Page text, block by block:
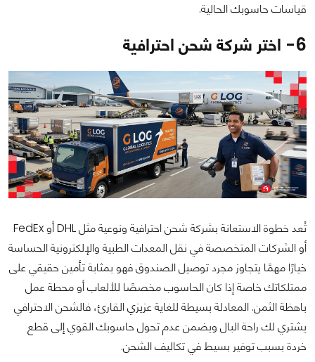
قياسات حاسوبك الحالية.
6- اختر شركة شحن احترافية
تُعد خطوة الاستعانة بشركة شحن احترافية ونوعية مثل DHL أو FedEx
أو الشركات المتخصصة في نقل المعدات الطبية والإلكترونية الحساسة
خيارًا مهمًا يتجاوز مجرد توصيل الصندوق فهو بمثابة تأمين حقيقي على
ممتلكاتك خاصة إذا كان الحاسوب مخصصًا للألعاب أو محطة عمل
باهظة الثمن. المعادلة بسيطة للغاية عزيزي القارئ، فالشحن الاحترافي
يشتري لك راحة البال ويضمن عدم تحول حاسوبك القوي إلى قطع
خردة بسبب توفير بسيط في تكاليف الشحن.